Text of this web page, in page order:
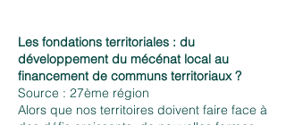
Les fondations territoriales : du
développement du mécénat local au
financement de communs territoriaux ?
Source : 27ème région
Alors que nos territoires doivent faire face à